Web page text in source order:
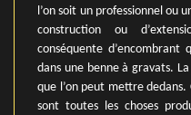
l’on soit un professionnel ou
construction ou
conséquente d’encombrant
dans une benne à gravats.
que l’on peut mettre
sont toutes les choses